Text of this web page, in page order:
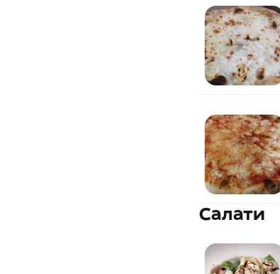
Салати